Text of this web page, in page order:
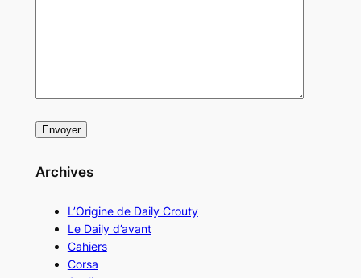
Archives
L’Origine de Daily Crouty
Le Daily d’avant
Cahiers
Corsa